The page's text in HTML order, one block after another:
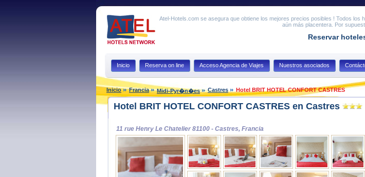
Atel-Hotels.com se asegura que obtiene los mejores precios posibles ! Todos
aún más placentera. Por
Reservar
Inicio Reserva on line Acceso Agencia de Viajes Nuestros asociados
Inicio Francia Midi-Pyr�n�es Castres Hotel BRIT HOTEL CONFORT CASTRES
Hotel BRIT HOTEL CONFORT CASTRES en Castres
11 rue Henry Le Chatelier 81100 - Castres, Francia